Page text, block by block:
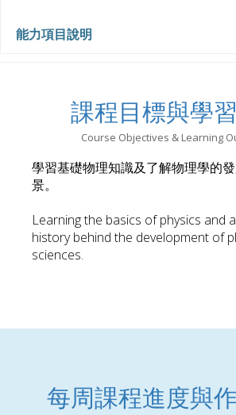
能力項目說明
課程目標與學
Course Objectives & Learning
學習基礎物理知識及了解物理學的
景。
Learning the basics of physics and
history behind the development of
sciences.
每周課程進度與